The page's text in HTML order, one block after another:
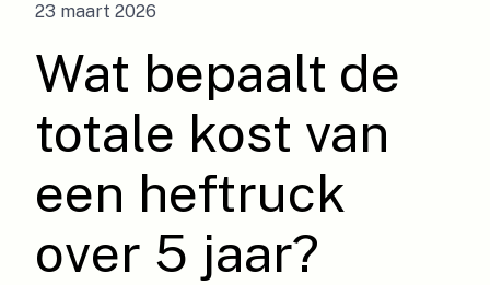
m
23 maart 2026
Wat bepaalt de
totale kost van
een heftruck
over 5 jaar?